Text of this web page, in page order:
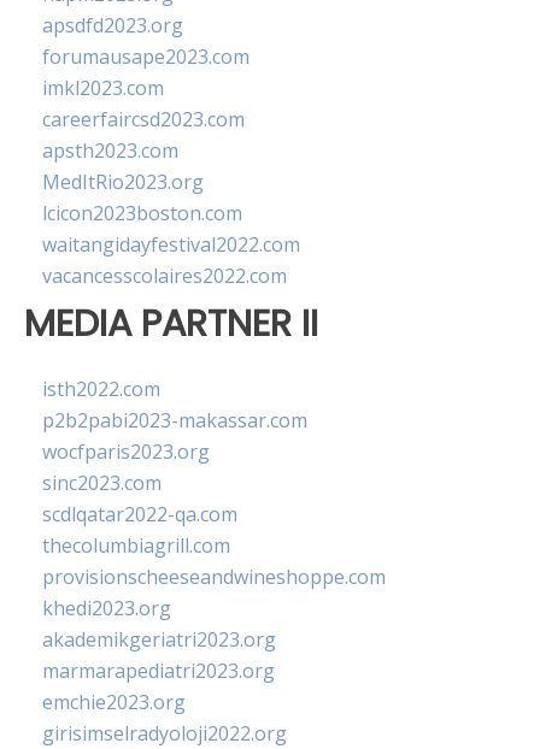
apsdfd2023.org
forumausape2023.com
imkl2023.com
careerfaircsd2023.com
apsth2023.com
MedItRio2023.org
lcicon2023boston.com
waitangidayfestival2022.com
vacancesscolaires2022.com
MEDIA PARTNER II
isth2022.com
p2b2pabi2023-makassar.com
wocfparis2023.org
sinc2023.com
scdlqatar2022-qa.com
thecolumbiagrill.com
provisionscheeseandwineshoppe.com
khedi2023.org
akademikgeriatri2023.org
marmarapediatri2023.org
emchie2023.org
girisimselradyoloji2022.org